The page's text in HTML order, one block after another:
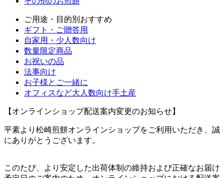
ご用途・目的別おすすめ
ギフト・ご贈答用
自家用・少人数向け
数量限定商品
お祝いの品
法事向け
お子様とご一緒に
オフィスなど大人数向け手土産
【オンラインショップ配送案内変更のお知らせ】
平素より松崎煎餅オンラインショップをご利用いただき、誠
にありがとうございます。
このたび、より安定した出荷体制の維持および正確なお届け